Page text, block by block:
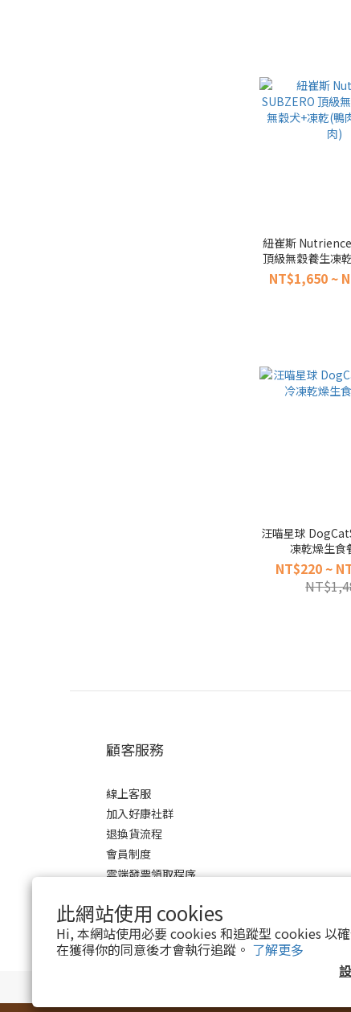
此網站使用 cookies
Hi, 本網站使用必要 cookies 和追蹤型 cookies 以
在獲得你的同意後才會執行追蹤。 了解更多
紐崔斯
頂級無穀養生凍
乾(鴨肉+鱒
NT$1,650 ~
汪喵星球
凍乾燥生食
NT$220 ~
顧客服務
線上客服
加入好康社群
退換貨流程
會員制度
雲端發票領取程序